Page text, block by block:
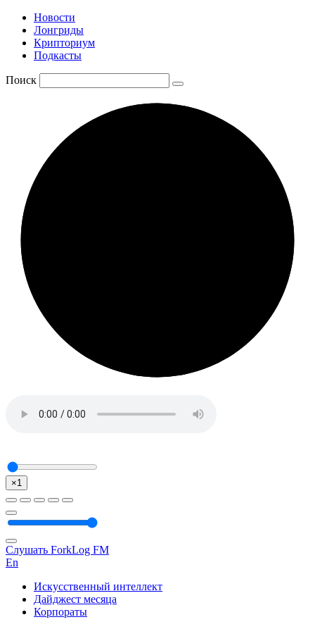
Новости
Лонгриды
Крипториум
Подкасты
Поиск
×1
Слушать ForkLog FM
En
Искусственный интеллект
Дайджест месяца
Корпораты